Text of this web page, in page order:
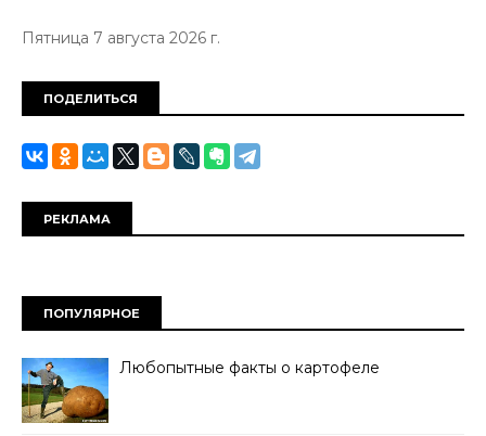
Пятница 7 августа 2026 г.
ПОДЕЛИТЬСЯ
РЕКЛАМА
ПОПУЛЯРНОЕ
Любопытные факты о картофеле